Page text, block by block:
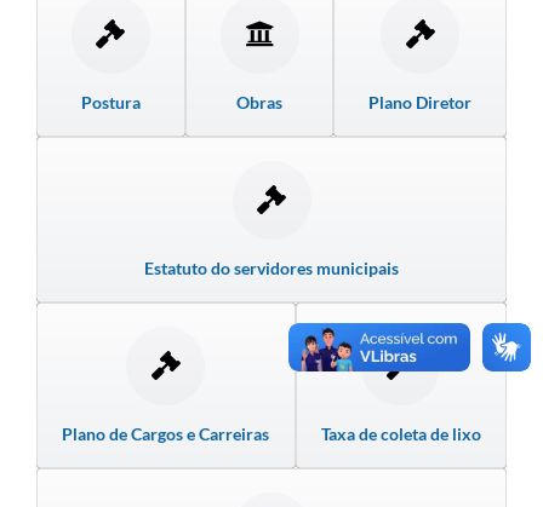
Postura Obras Plano Diretor
Estatuto do servidores municipais
Plano de Cargos e Carreiras Taxa de coleta de lixo